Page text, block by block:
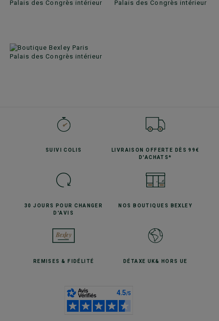
SUIVICOLIS LIVRAISON OFFERTE
DÈS 99€
D'ACHATS*
30 JOURS POURCHANGER
D'AVIS
NOS BOUTIQUES BEXLEY
REMISES& FIDÉLITÉ DÉTAXE UK& HORS UE